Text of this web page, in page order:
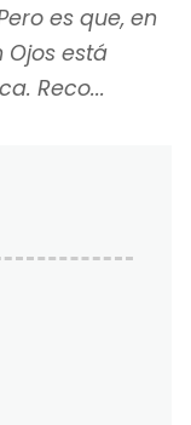
es que, en
Ojos está
Reco...